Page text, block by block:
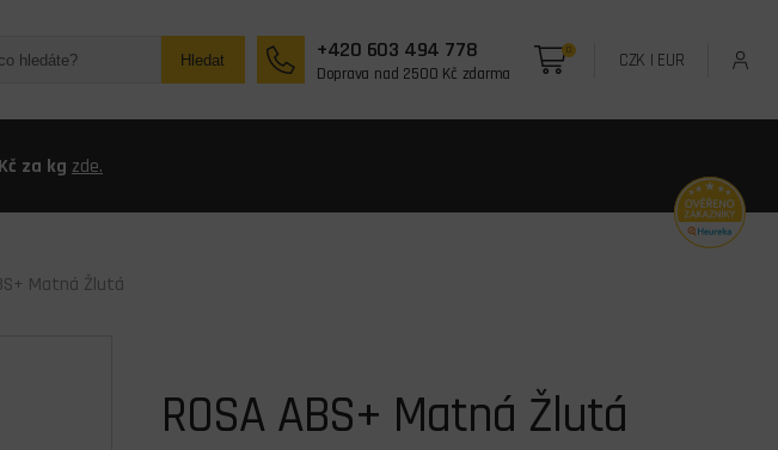
Hledat +420 603 494 778
Doprava nad 2500 Kč zdarma
0 CZK | EUR
za kg zde.
Matná Žlutá
ROSA ABS+ Matná Žlutá